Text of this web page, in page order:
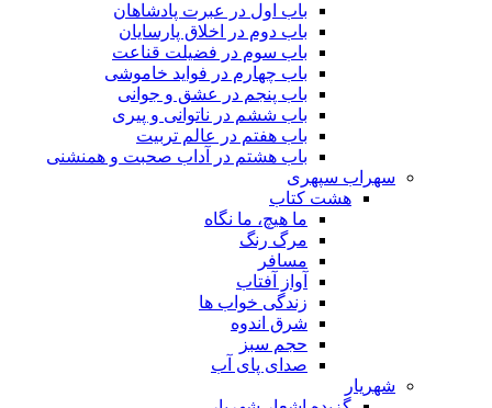
باب اول در عبرت پادشاهان
باب دوم در اخلاق پارسایان
باب سوم در فضیلت قناعت
باب چهارم در فواید خاموشى
باب پنجم در عشق و جوانى
باب ششم در ناتوانى و پیرى
باب هفتم در عالم تربیت
باب هشتم در آداب صحبت و همنشنى
سهراب سپهری
هشت کتاب
ما هیچ، ما نگاه
مرگ رنگ
مسافر
آواز آفتاب
زندگی خواب ها
شرق اندوه
حجم سبز
صدای پای آب
شهریار